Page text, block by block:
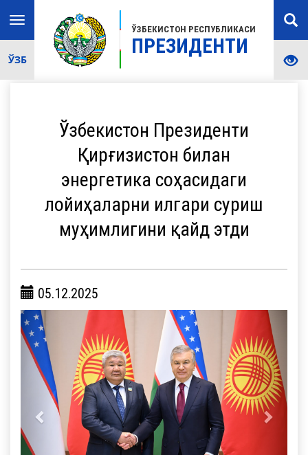
ЎЗБЕКИСТОН РЕСПУБЛИКАСИ
ПРЕЗИДЕНТИ
Toggle
navigation
ЎЗБ
Ўзбекистон Президенти
Қирғизистон билан
энергетика соҳасидаги
лойиҳаларни илгари суриш
муҳимлигини қайд этди
05.12.2025